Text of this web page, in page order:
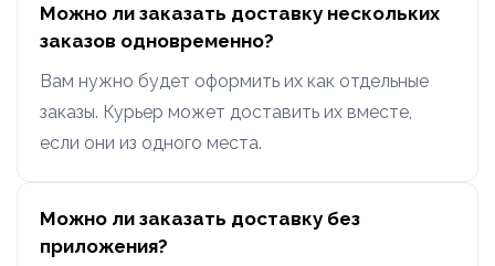
Можно ли заказать доставку нескольких
заказов одновременно?
Вам нужно будет оформить их как отдельные
заказы. Курьер может доставить их вместе,
если они из одного места.
Можно ли заказать доставку без
приложения?